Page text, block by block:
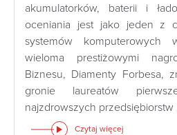
akumulatorków, baterii i
oceniania jest jako jeden z
systemów komputerowych
wieloma prestiżowymi
Biznesu, Diamenty Forbesa,
gronie laureatów
najzdrowszych przedsiębiorstw
Czytaj więcej